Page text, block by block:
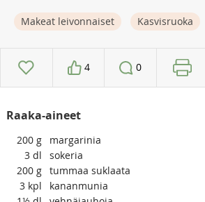
Makeat leivonnaiset Kasvisruoka
4 0
Raaka-aineet
200 g
margarinia
3 dl
sokeria
200 g tummaa suklaata
3 kpl
kananmunia